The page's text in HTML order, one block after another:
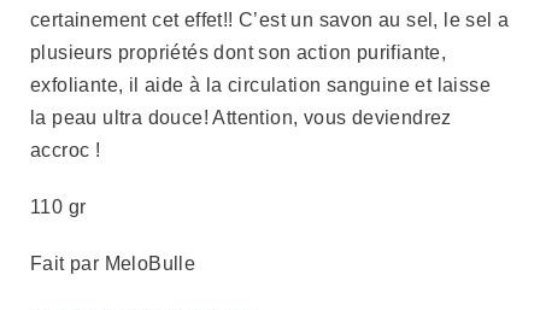
certainement cet effet!! C’est un savon au sel, le sel a
plusieurs propriétés dont son action purifiante,
exfoliante, il aide à la circulation sanguine et laisse
la peau ultra douce! Attention, vous deviendrez
accroc !
110 gr
Fait par MeloBulle